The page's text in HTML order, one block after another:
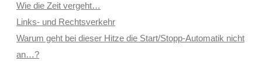
Wie die Zeit vergeht…
Links- und Rechtsverkehr
Warum geht bei dieser Hitze die Start/Stopp-Automatik nicht
an…?